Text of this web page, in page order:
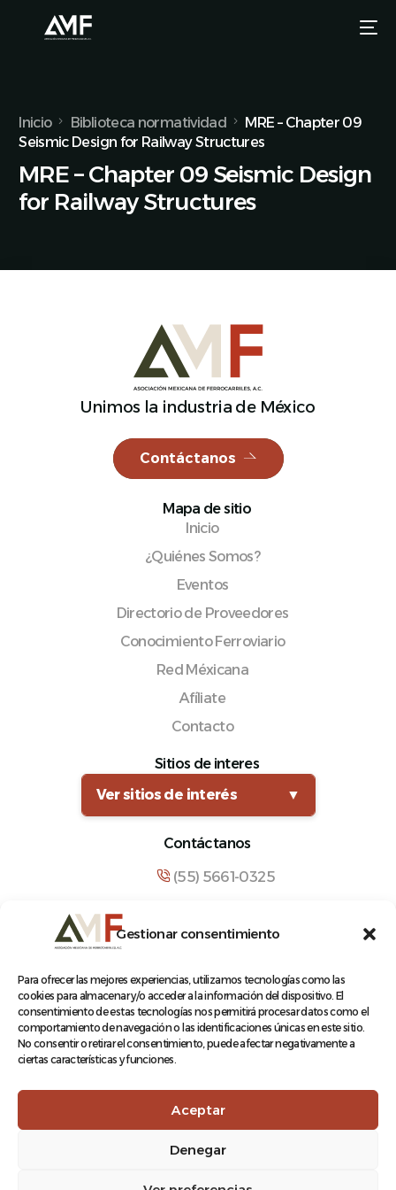
Gestionar consentimiento
Para ofrecer las mejores experiencias, utilizamos tecnologías como las
cookies para almacenar y/o acceder a la información del dispositivo. El
consentimiento de estas tecnologías nos permitirá procesar datos como el
comportamiento de navegación o las identificaciones únicas en este sitio.
No consentir o retirar el consentimiento, puede afectar negativamente a
ciertas características y funciones.
Aceptar
Denegar
Inicio Biblioteca normatividad
MRE – Chapter 09
Seismic Design for Railway Structures
MRE – Chapter 09 Seismic Design
for Railway Structures
Unimos la industria de México
Contáctanos
Mapa de sitio
Inicio
¿Quiénes Somos?
Eventos
Directorio de Proveedores
Conocimiento Ferroviario
Red Méxicana
Afíliate
Contacto
Sitios de interes
Ver sitios de interés
▼
Contáctanos
(55) 5661-0325
Manuel María Contreras 133, Cuauhtémoc,